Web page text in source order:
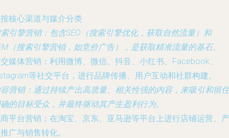
核心渠道与媒介分类
引擎营销：包含SEO（搜索引擎优化，获取自然流量）和
（搜索引擎营销，如竞价广告），是获取精准流量的基石。
媒体营销 ：利用微博、微信、抖音、小红书、Facebook、
等社交平台，进行品牌传播、用户互动和社群构建。
营销：通过持续产出高质量、相关性强的内容，来吸引和留住
的目标受众，并最终驱动其产生盈利行为。
平台营销 ：在淘宝、京东、亚马逊等平台上进行店铺运营、产
广与销售转化。